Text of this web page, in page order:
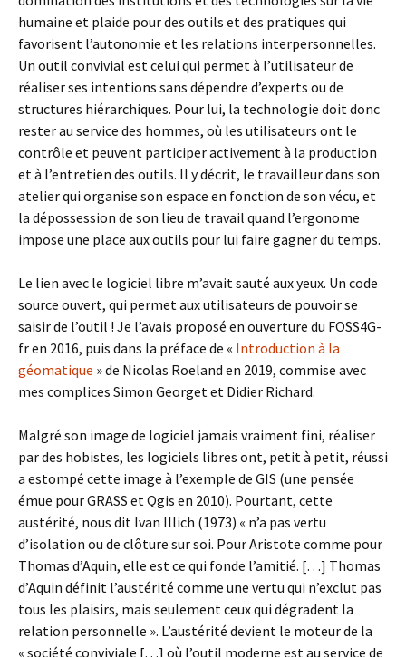
humaine et plaide pour des outils et des pratiques qui
favorisent l’autonomie et les relations interpersonnelles.
Un outil convivial est celui qui permet à l’utilisateur de
réaliser ses intentions sans dépendre d’experts ou de
structures hiérarchiques. Pour lui, la technologie doit donc
rester au service des hommes, où les utilisateurs ont le
contrôle et peuvent participer activement à la production
et à l’entretien des outils. Il y décrit, le travailleur dans son
atelier qui organise son espace en fonction de son vécu, et
la dépossession de son lieu de travail quand l’ergonome
impose une place aux outils pour lui faire gagner du temps.
Le lien avec le logiciel libre m’avait sauté aux yeux. Un code
source ouvert, qui permet aux utilisateurs de pouvoir se
saisir de l’outil ! Je l’avais proposé en ouverture du FOSS4G-
fr en 2016, puis dans la préface de « Introduction à la
géomatique » de Nicolas Roeland en 2019, commise avec
mes complices Simon Georget et Didier Richard.
Malgré son image de logiciel jamais vraiment fini, réaliser
par des hobistes, les logiciels libres ont, petit à petit, réussi
a estompé cette image à l’exemple de GIS (une pensée
émue pour GRASS et Qgis en 2010). Pourtant, cette
austérité, nous dit Ivan Illich (1973) « n’a pas vertu
d’isolation ou de clôture sur soi. Pour Aristote comme pour
Thomas d’Aquin, elle est ce qui fonde l’amitié. […] Thomas
d’Aquin définit l’austérité comme une vertu qui n’exclut pas
tous les plaisirs, mais seulement ceux qui dégradent la
relation personnelle ». L’austérité devient le moteur de la
« société conviviale […] où l’outil moderne est au service de